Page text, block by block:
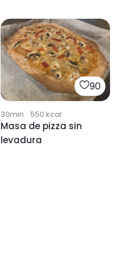
90
30min · 550 kcal
Masa de pizza sin
levadura